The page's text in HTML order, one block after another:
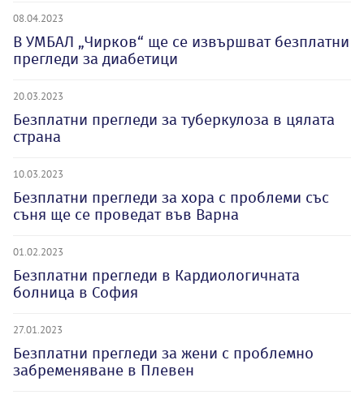
08.04.2023
В УМБАЛ „Чирков“ ще се извършват безплатни
прегледи за диабетици
20.03.2023
Безплатни прегледи за туберкулоза в цялата
страна
10.03.2023
Безплатни прегледи за хора с проблеми със
съня ще се проведат във Варна
01.02.2023
Безплатни прегледи в Кардиологичната
болница в София
27.01.2023
Безплатни прегледи за жени с проблемно
забременяване в Плевен